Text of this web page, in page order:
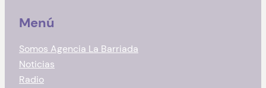
Menú
Somos Agencia La Barriada
Noticias
Radio